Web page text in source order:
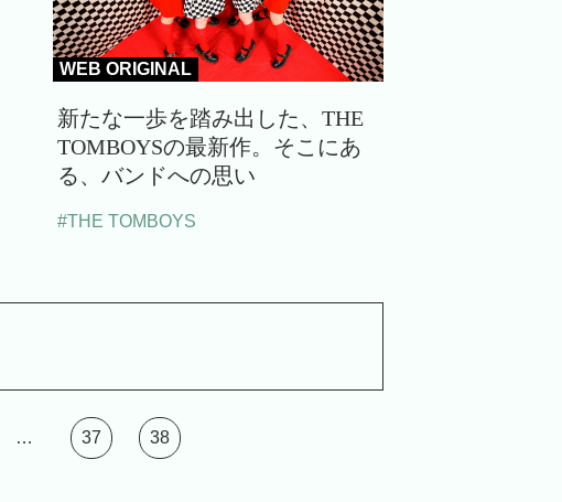
WEB ORIGINAL
新たな一歩を踏み出した、THE
TOMBOYSの最新作。そこにあ
る、バンドへの思い
#THE TOMBOYS
… 37 38